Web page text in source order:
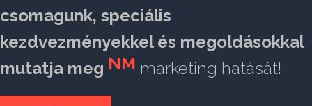
csomagunk, speciális
kezdvezményekkel és megoldásokkal
mutatja meg NM marketing hatását!